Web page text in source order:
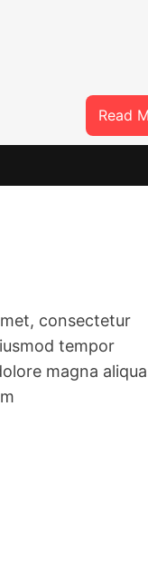
Read
consectetur
tempor
magna